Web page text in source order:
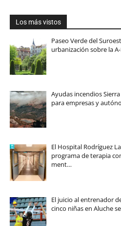
Los más vistos
Paseo Verde del
urbanización sobre la
Ayudas incendios
para empresas y
El Hospital Rodríguez
programa de terapia
ment…
El juicio al entrenador
cinco niñas en Aluche